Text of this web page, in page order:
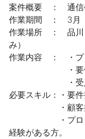
案件概要 ： 通信
作業期間 ： 3
作業場所 ： 品川
み）
作業内容 ： ・プ
・要件・
・受入テ
必要スキル：・要
・顧客折衝の
・プロダクト
経験がある方。